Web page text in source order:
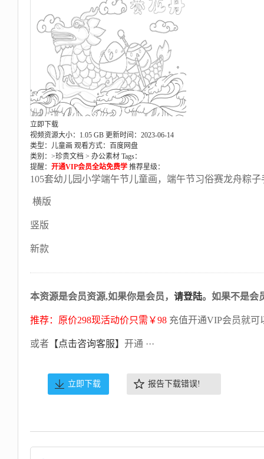
立即下载
视频资源大小：1.05 GB 更新时间：2023-06-14
类型：儿童画 观看方式：百度网盘
类别：>珍贵文档 > 办公素材 Tags：
提醒： 开通VIP会员全站免费学 推荐星级：
105套幼儿园小学端午节儿童画，端午节习俗赛龙舟粽
横版
竖版
新款
本资源是会员资源,如果你是会员， 请登陆。如果不是会
推荐：原价298现活动价只需￥98 充值开通VIP会员就可
或者 【点击咨询客服】 开通 ···
立即下载 报告下载错误!